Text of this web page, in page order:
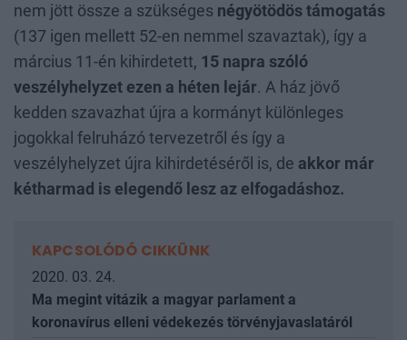
nem jött össze a szükséges négyötödös támogatás
(137 igen mellett 52-en nemmel szavaztak), így a
március 11-én kihirdetett, 15 napra szóló
veszélyhelyzet ezen a héten lejár. A ház jövő
kedden szavazhat újra a kormányt különleges
jogokkal felruházó tervezetről és így a
veszélyhelyzet újra kihirdetéséről is, de akkor már
kétharmad is elegendő lesz az elfogadáshoz.
KAPCSOLÓDÓ CIKKÜNK
2020. 03. 24.
Ma megint vitázik a magyar parlament a
koronavírus elleni védekezés törvényjavaslatáról